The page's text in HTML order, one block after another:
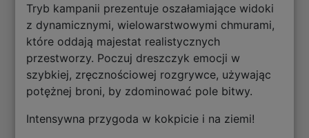
Tryb kampanii prezentuje oszałamiające widoki
z dynamicznymi, wielowarstwowymi chmurami,
które oddają majestat realistycznych
przestworzy. Poczuj dreszczyk emocji w
szybkiej, zręcznościowej rozgrywce, używając
potężnej broni, by zdominować pole bitwy.
Intensywna przygoda w kokpicie i na ziemi!